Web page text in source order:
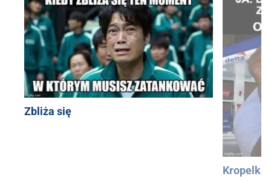
Zbliża się
Kropelka